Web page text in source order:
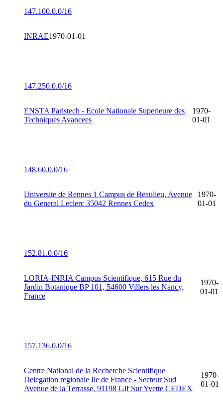
147.100.0.0/16
INRAE1970-01-01
147.250.0.0/16
ENSTA Paristech - Ecole Nationale Superieure des
Techniques Avancees
1970-
01-01
148.60.0.0/16
Universite de Rennes 1 Campus de Beaulieu, Avenue
du General Leclerc 35042 Rennes Cedex
1970-
01-01
152.81.0.0/16
LORIA-INRIA Campus Scientifique, 615 Rue du
Jardin Botanique BP 101, 54600 Villers les Nancy,
France
1970-
01-01
157.136.0.0/16
Centre National de la Recherche Scientifique
Delegation regionale Ile de France - Secteur Sud
Avenue de la Terrasse, 91198 Gif Sur Yvette CEDEX
1970-
01-01